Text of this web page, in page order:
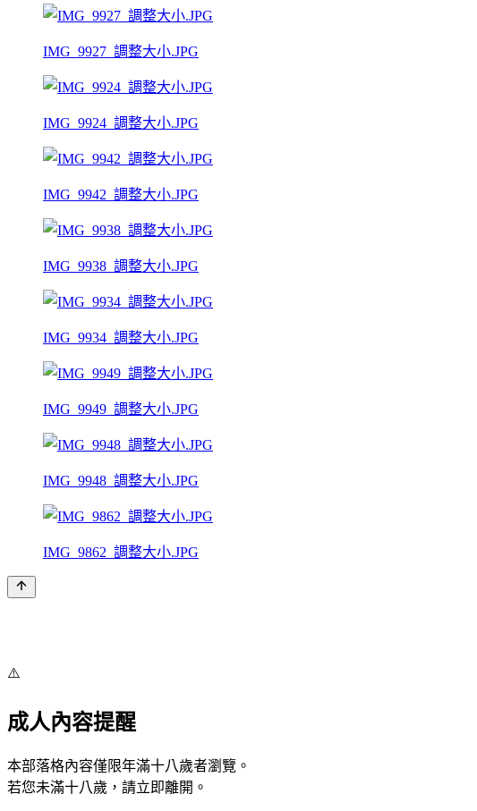
IMG_9927_調整大小.JPG
IMG_9924_調整大小.JPG
IMG_9942_調整大小.JPG
IMG_9938_調整大小.JPG
IMG_9934_調整大小.JPG
IMG_9949_調整大小.JPG
IMG_9948_調整大小.JPG
IMG_9862_調整大小.JPG
⚠️
成人內容提醒
本部落格內容僅限年滿十八歲者瀏覽。
若您未滿十八歲，請立即離開。